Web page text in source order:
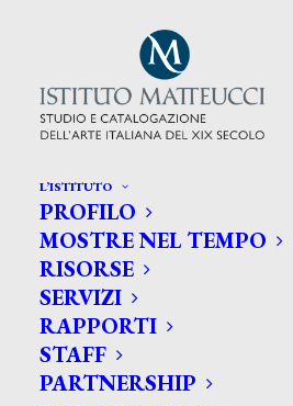
L’ISTITUTO
PROFILO
MOSTRE NEL TEMPO
RISORSE
SERVIZI
RAPPORTI
STAFF
PARTNERSHIP
CERCA TRA GLI ARTISTI:
Search
for: